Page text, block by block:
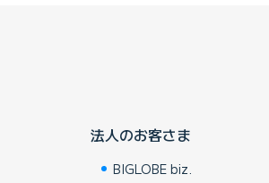
法人のお客さま
BIGLOBE biz.